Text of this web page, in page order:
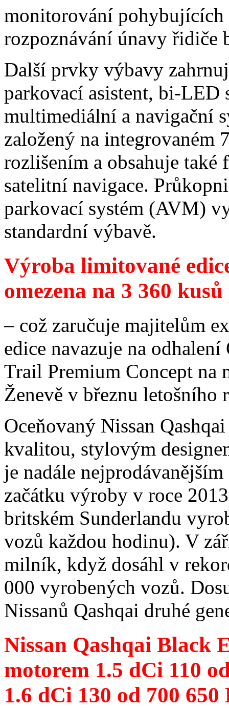
monitorování pohybujících
rozpoznávání únavy řidiče
Další prvky výbavy
parkovací asistent, bi-LED
multimediální a navigační
založený na integrovaném
rozlišením a obsahuje
satelitní navigace.
parkovací systém (AVM)
standardní výbavě.
Výroba limitované
omezena na 3 360
– což zaručuje majitelům
edice navazuje na
Trail Premium Concept na
Ženevě v březnu letošního
Oceňovaný Nissan
kvalitou, stylovým
je nadále
začátku výroby v roce
britském Sunderlandu
vozů každou hodinu). V
milník, když dosáhl v
000 vyrobených vozů.
Nissanů Qashqai druhé
Nissan Qashqai Black
motorem 1.5 dCi 110
1.6 dCi 130 od 700